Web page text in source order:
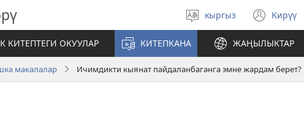
Тилди
тандаңыз
кыргыз Кирүү
(жаңы
терезе
ачат)
КИТЕПТЕГИ ОКУУЛАР КИТЕПКАНА ЖАҢЫЛЫКТАР
макалалар Ичимдикти кыянат пайдаланбаганга эмне жардам берет?